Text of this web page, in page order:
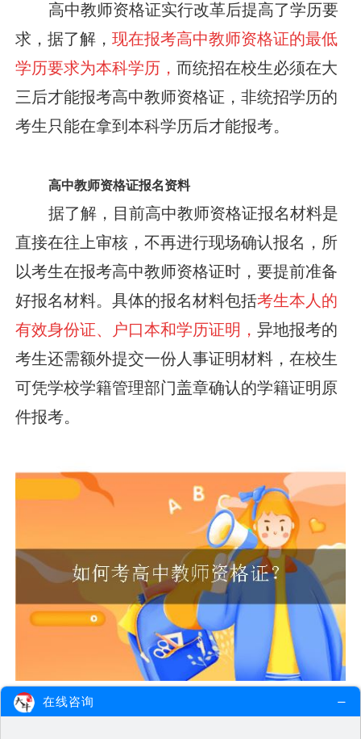
高中教师资格证实行改革后提高了学历要
求，据了解，现在报考高中教师资格证的最低
学历要求为本科学历，而统招在校生必须在大
三后才能报考高中教师资格证，非统招学历的
考生只能在拿到本科学历后才能报考。
高中教师资格证报名资料
据了解，目前高中教师资格证报名材料是
直接在往上审核，不再进行现场确认报名，所
以考生在报考高中教师资格证时，要提前准备
好报名材料。具体的报名材料包括考生本人的
有效身份证、户口本和学历证明，异地报考的
考生还需额外提交一份人事证明材料，在校生
可凭学校学籍管理部门盖章确认的学籍证明原
件报考。
在线咨询